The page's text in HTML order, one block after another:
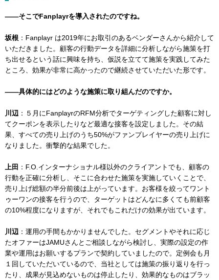
――そこでFanplayrを導入されたのですね。
坂根 ：Fanplayr は2019年にお取引のあるベンダーさんから紹介して
いただきました。顧客の行動データを詳細に分析しながら施策を打
ち出せるという話に興味を持ち、仮説を立てて施策を実践してみた
ところ、効果が非常に高かったので継続させていただいた形です。
――具体的にはどのような施策に取り組んだのですか。
川辺 ：５月にFanplayrのRFM分析でターゲティングした顧客に対し
てクーポンを表示したりなど最適な接客を設定しました。その結
果、すべての売り上げのうち50%がファンプレイヤーの売り上げに
なりました。衝撃的な結果でした。
上田 ：F.O.インターナショナル様以外のクライアントでも、顧客の
行動を正確に分析し、そこに合わせた施策を実施していくことで、
売り上げ総額の半分前後は上がっています。お客様を絞ってワント
ゥーワンの接客を行うので、ターゲットはどんなに多くても前顧客
の10%程度になりますが、それでもこれだけの効果が出ています。
川辺 ：運用の手間もかかりませんでした。セグメントやそれに応じ
たオファーはJAMUさんとご相談しながら検討し、実際の設定の作
業や運用はお願いするプランで契約していましたので。定例会も月
１回していただいているので、当社としては施策の振り返りを行っ
たり、成果が見込めないものは停止したり、効果的なものはブラッ